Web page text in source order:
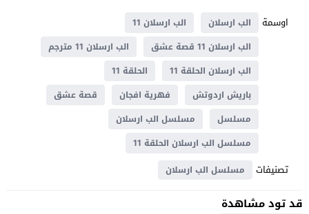
اوسمة
الب ارسلان
الب ارسلان 11
الب ارسلان 11 قصة عشق
الب ارسلان 11 مترجم
الب ارسلان الحلقة 11
الحلقة 11
باريش اردوتش
فهرية افجان
قصة عشق
مسلسل
مسلسل الب ارسلان
مسلسل الب ارسلان الحلقة 11
تصنيفات مسلسل الب ارسلان
قد تود مشاهدة